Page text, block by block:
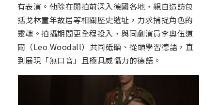
有表演。他除在開拍前深入德國各地，親自造訪包
括戈林童年故居等相關歷史遺址，力求捕捉角色的
靈魂。拍攝期間更全程投入，與同劇演員李奧伍道
爾（Leo Woodall）共同砥礪、從頭學習德語，直
到展現「無口音」且極具威懾力的德語。